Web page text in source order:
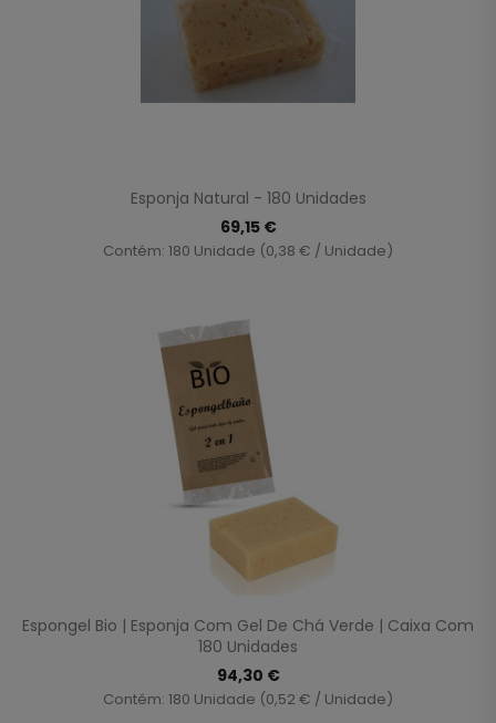
Esponja Natural - 180 Unidades
69,15 €
Contém: 180 Unidade (0,38 € / Unidade)
Espongel Bio | Esponja Com Gel De Chá Verde | Caixa Com
180 Unidades
94,30 €
Contém: 180 Unidade (0,52 € / Unidade)